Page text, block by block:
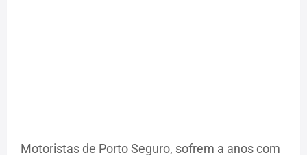
Motoristas de Porto Seguro, sofrem a anos com